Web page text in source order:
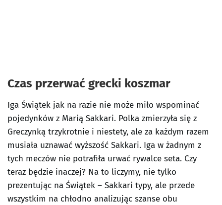
Czas przerwać grecki koszmar
Iga Świątek jak na razie nie może miło wspominać
pojedynków z Marią Sakkari. Polka zmierzyła się z
Greczynką trzykrotnie i niestety, ale za każdym razem
musiała uznawać wyższość Sakkari. Iga w żadnym z
tych meczów nie potrafiła urwać rywalce seta. Czy
teraz będzie inaczej? Na to liczymy, nie tylko
prezentując na Świątek – Sakkari typy, ale przede
wszystkim na chłodno analizując szanse obu